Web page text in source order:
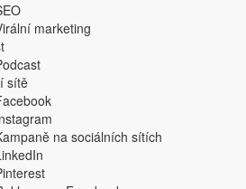
marketing
sítě
na sociálních sítích